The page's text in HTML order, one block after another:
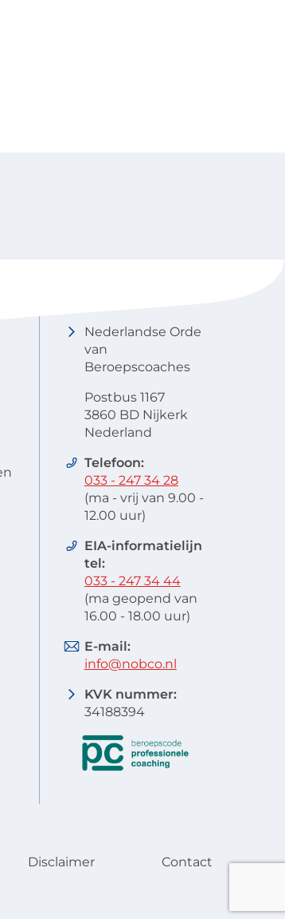
Nederlandse Orde
van
Beroepscoaches
Postbus 1167
3860 BD Nijkerk
Nederland
Telefoon:
033 - 247 34 28
(ma - vrij van 9.00 -
12.00 uur)
EIA-informatielijn
tel:
033 - 247 34 44
(ma geopend van
16.00 - 18.00 uur)
E-mail:
info@nobco.nl
KVK nummer:
34188394
Disclaimer Contact